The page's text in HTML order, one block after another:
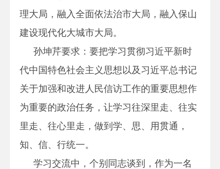
理大局，融入全面依法治市大局，融入保山
建设现代化大城市大局。
孙坤芹要求：要把学习贯彻习近平新时
代中国特色社会主义思想以及习近平总书记
关于加强和改进人民信访工作的重要思想作
为重要的政治任务，让学习往深里走、往实
里走、往心里走，做到学、思、用贯通，
知、信、行统一。
学习交流中，个别同志谈到，作为一名